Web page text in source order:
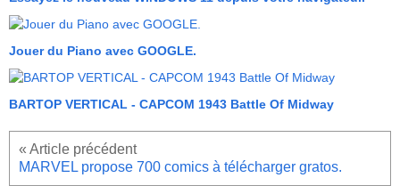
Jouer du Piano avec GOOGLE.
BARTOP VERTICAL - CAPCOM 1943 Battle Of Midway
MARVEL propose 700 comics à télécharger gratos.